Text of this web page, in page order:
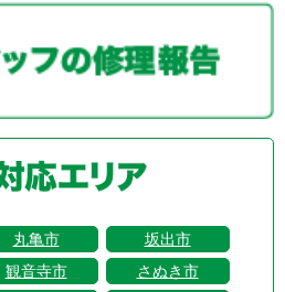
丸亀市
坂出市
観音寺市
さぬき市